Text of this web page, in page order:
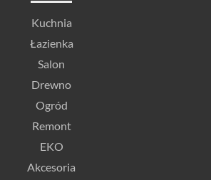
Kuchnia
Łazienka
Salon
Drewno
Ogród
Remont
EKO
Akcesoria